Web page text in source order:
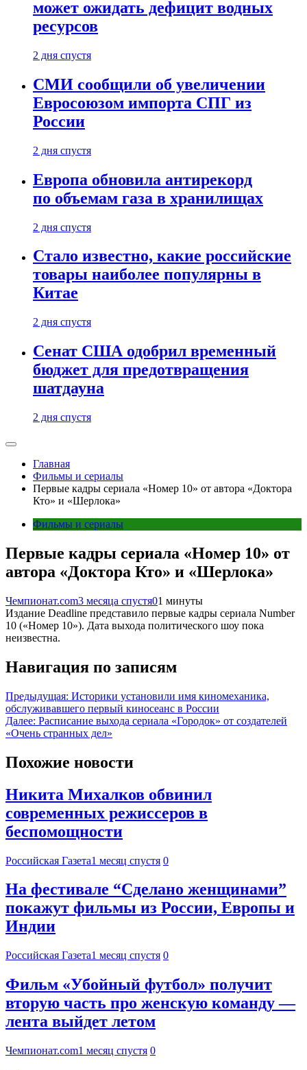
может ожидать дефицит водных
ресурсов
2 дня спустя
СМИ сообщили об увеличении
Евросоюзом импорта СПГ из
России
2 дня спустя
Европа обновила антирекорд
по объемам газа в хранилищах
2 дня спустя
Стало известно, какие российские
товары наиболее популярны в
Китае
2 дня спустя
Сенат США одобрил временный
бюджет для предотвращения
шатдауна
2 дня спустя
Главная
Фильмы и сериалы
Первые кадры сериала «Номер 10» от автора «Доктора
Кто» и «Шерлока»
Фильмы и сериалы
Первые кадры сериала «Номер 10» от
автора «Доктора Кто» и «Шерлока»
Чемпионат.com3 месяца спустя01 минуты
Издание Deadline представило первые кадры сериала Number
10 («Номер 10»). Дата выхода политического шоу пока
неизвестна.
Навигация по записям
Предыдущая: Историки установили имя киномеханика,
обслуживавшего первый киносеанс в России
Далее: Расписание выхода сериала «Городок» от создателей
«Очень странных дел»
Похожие новости
Никита Михалков обвинил
современных режиссеров в
беспомощности
Российская Газета1 месяц спустя 0
На фестивале “Сделано женщинами”
покажут фильмы из России, Европы и
Индии
Российская Газета1 месяц спустя 0
Фильм «Убойный футбол» получит
вторую часть про женскую команду —
лента выйдет летом
Чемпионат.com1 месяц спустя 0